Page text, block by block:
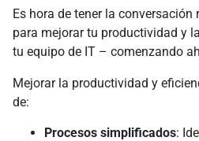
Es hora de tener la
para mejorar tu productividad y
tu equipo de IT – comenzando
Mejorar la productividad y
de:
Procesos simplificados: